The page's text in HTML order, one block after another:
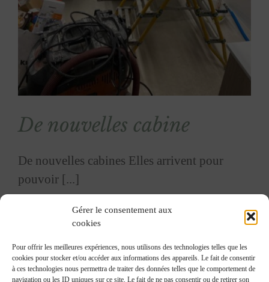
Gérer le consentement aux
cookies
Pour offrir les meilleures expériences, nous utilisons des technologies telles que les
cookies pour stocker et/ou accéder aux informations des appareils. Le fait de consentir
à ces technologies nous permettra de traiter des données telles que le comportement de
navigation ou les ID uniques sur ce site. Le fait de ne pas consentir ou de retirer son
De nouvelles cabine
De nouvelles cabines Elles arrivent pour
pouvoir [...]
1 2 Suivant